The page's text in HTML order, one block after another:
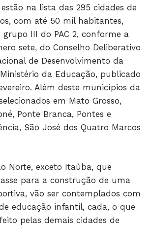
Só Notícias
JUNTE-SE NO WHATSAPP
na lista das 295 cidades de
com até 50 mil habitantes,
III do PAC 2, conforme a
sete, do Conselho Deliberativo
de Desenvolvimento da
da Educação, publicado
Além deste municípios da
em Mato Grosso,
Ponte Branca, Pontes e
São José dos Quatro Marcos
Norte, exceto Itaúba, que
para a construção de uma
vão ser contemplados com
educação infantil, cada, o que
pelas demais cidades de